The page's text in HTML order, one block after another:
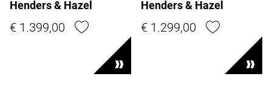
Henders & Hazel
€ 1.399,00
Henders & Hazel
€ 1.299,00